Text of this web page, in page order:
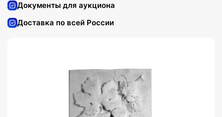
Документы для аукциона
Доставка по всей России